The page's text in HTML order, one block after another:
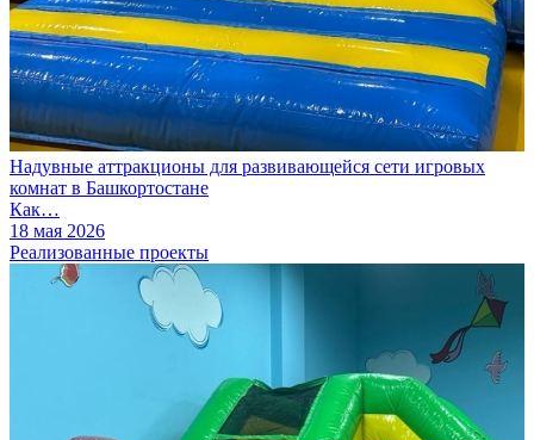
Надувные аттракционы для развивающейся сети игровых
комнат в Башкортостане
Как…
18 мая 2026
Реализованные проекты